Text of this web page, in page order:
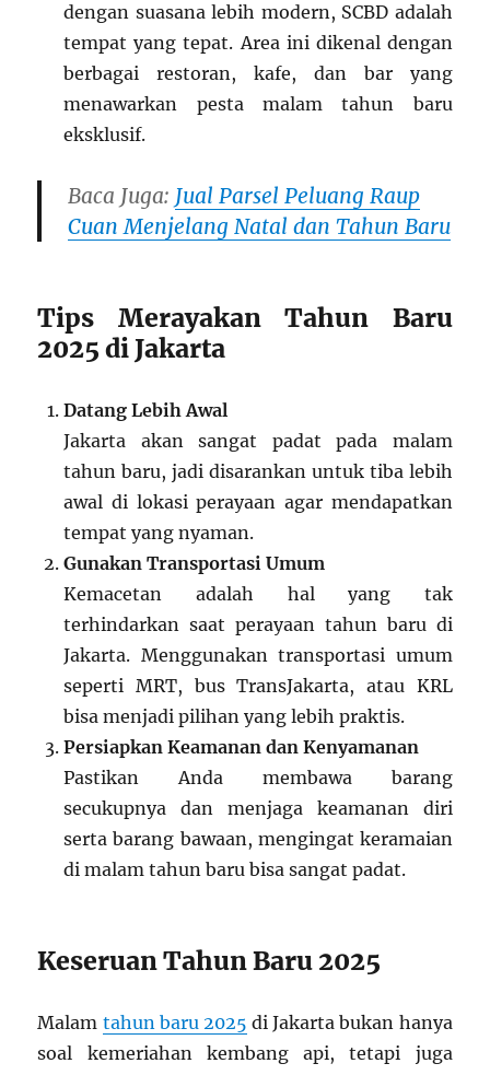
dengan suasana lebih modern, SCBD adalah
tempat yang tepat. Area ini dikenal dengan
berbagai restoran, kafe, dan bar yang
menawarkan pesta malam tahun baru
eksklusif.
Baca Juga: Jual Parsel Peluang Raup
Cuan Menjelang Natal dan Tahun Baru
Tips Merayakan Tahun Baru
2025 di Jakarta
Datang Lebih Awal
Jakarta akan sangat padat pada malam
tahun baru, jadi disarankan untuk tiba lebih
awal di lokasi perayaan agar mendapatkan
tempat yang nyaman.
Gunakan Transportasi Umum
Kemacetan adalah hal yang tak
terhindarkan saat perayaan tahun baru di
Jakarta. Menggunakan transportasi umum
seperti MRT, bus TransJakarta, atau KRL
bisa menjadi pilihan yang lebih praktis.
Persiapkan Keamanan dan Kenyamanan
Pastikan Anda membawa barang
secukupnya dan menjaga keamanan diri
serta barang bawaan, mengingat keramaian
di malam tahun baru bisa sangat padat.
Keseruan Tahun Baru 2025
Malam tahun baru 2025 di Jakarta bukan hanya
soal kemeriahan kembang api, tetapi juga